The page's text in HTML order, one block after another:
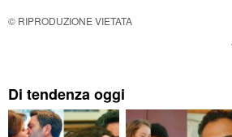
© RIPRODUZIONE VIETATA
Di tendenza oggi